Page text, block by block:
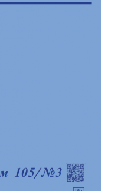
Обратная